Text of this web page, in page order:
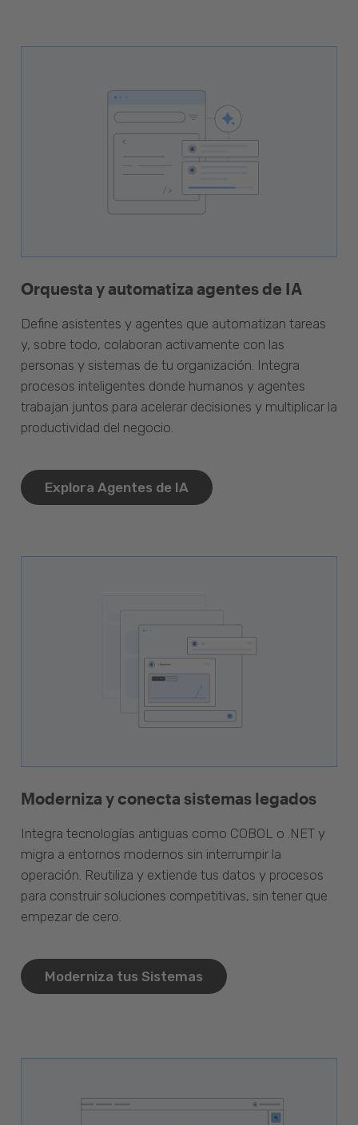
Orquesta y automatiza agentes de IA
Define asistentes y agentes que automatizan tareas
y, sobre todo, colaboran activamente con las
personas y sistemas de tu organización. Integra
procesos inteligentes donde humanos y agentes
trabajan juntos para acelerar decisiones y multiplicar la
productividad del negocio.
Explora Agentes de IA
Moderniza y conecta sistemas legados
Integra tecnologías antiguas como COBOL o .NET y
migra a entornos modernos sin interrumpir la
operación. Reutiliza y extiende tus datos y procesos
para construir soluciones competitivas, sin tener que
empezar de cero.
Moderniza tus Sistemas